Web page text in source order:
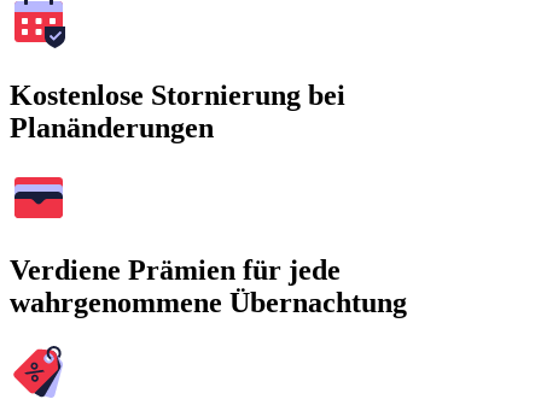
Kostenlose Stornierung bei
Planänderungen
Verdiene Prämien für jede
wahrgenommene Übernachtung